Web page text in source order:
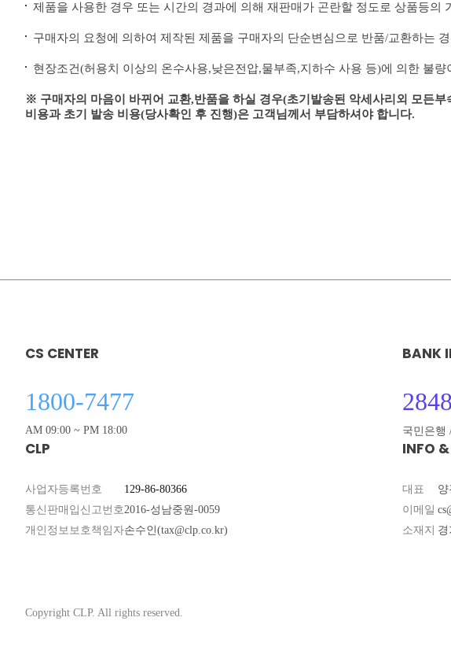
제품을 사용한 경우 또는 시간의 경과에 의해 재판매가 곤란할 정도로 상품등의
구매자의 요청에 의하여 제작된 제품을 구매자의 단순변심으로 반품/교환하는
현장조건(허용치 이상의 온수사용,낮은전압,물부족,지하수 사용 등)에 의한 불량
※ 구매자의 마음이 바뀌어 교환,반품을 하실 경우(초기발송된 악세사리외 모든
비용과 초기 발송 비용(당사확인 후 진행)은 고객님께서 부담하셔야 합니다.
CS CENTER
1800-7477
AM 09:00 ~ PM 18:00
BANK
국민은행
CLP
사업자등록번호
129-86-80366
통신판매입신고번호2016-성남중원-0059
개인정보보호책임자손수인(tax@clp.co.kr)
INFO
대표
양
이메일
소재지 경
Copyright CLP. All rights reserved.